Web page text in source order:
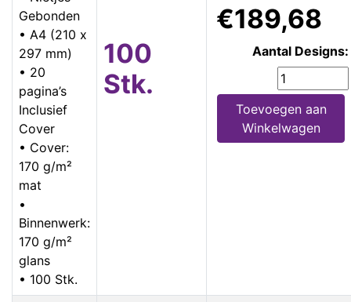
Gebonden
• A4 (210 x
297 mm)
• 20
pagina’s
Inclusief
Cover
• Cover:
170 g/m²
mat
•
Binnenwerk:
170 g/m²
glans
• 100 Stk.
100
Stk.
€189,68
Aantal Designs:
Toevoegen aan
Winkelwagen